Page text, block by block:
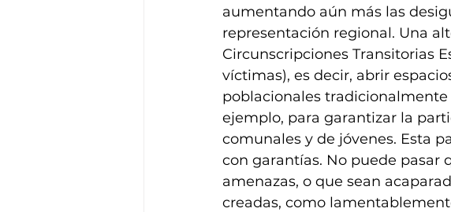
aumentando aún más las
representación regional. Una
Circunscripciones Transitorias
víctimas), es decir, abrir
poblacionales tradicionalmente
ejemplo, para garantizar la
comunales y de jóvenes. Esta
con garantías. No puede pasar
amenazas, o que sean
creadas, como